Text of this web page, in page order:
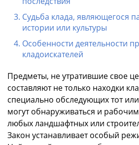
Судьба клада, являющегося
истории или культуры
Особенности деятельности
кладоискателей
Предметы, не утратившие свое
составляют не только находки
специально обследующих тот
могут обнаруживаться и
любых ландшафтных или
Закон устанавливает особый